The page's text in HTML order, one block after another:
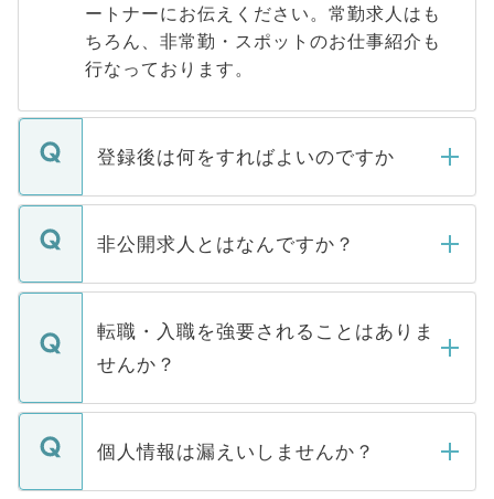
ートナーにお伝えください。常勤求人はも
ちろん、非常勤・スポットのお仕事紹介も
行なっております。
登録後は何をすればよいのですか
ご登録いただきましたら、弊社担当者がご
登録内容を確認し、その後メールもしくは
ます。通常、5営業日以内にはご連絡をせて
いただきますので、しばらくお待ちくださ
い。
非公開求人とはなんですか？
マイナビDOCTORで取り扱っている求人の
うち約3割は、Webサイトからご覧いただ
けない「非公開求人」です。非公開求人は
下記の理由によって、一般には公開してい
ません。
■応募殺到を避けるため 人気のある医療機
関を公にしてしまうと、応募が殺到する場
転職・入職を強要されることはありま
せんか？
転職・入職を強要することは一切ありませ
ん。また、仮に応募先から内定をいただい
個人情報は漏えいしませんか？